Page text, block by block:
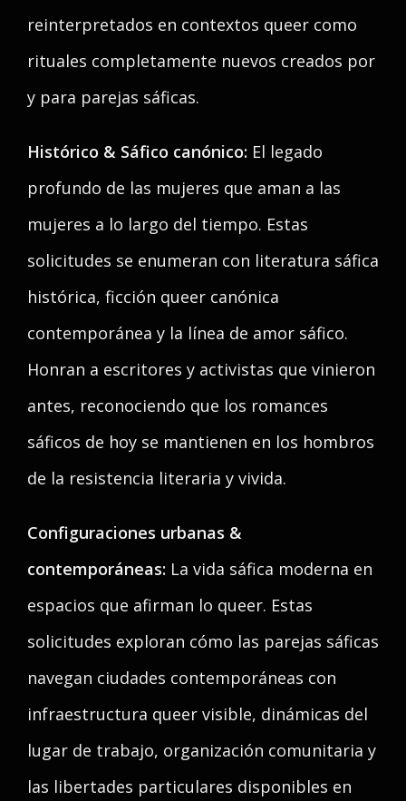
reinterpretados en contextos queer como
rituales completamente nuevos creados por
y para parejas sáficas.
Histórico & Sáfico canónico: El legado
profundo de las mujeres que aman a las
mujeres a lo largo del tiempo. Estas
solicitudes se enumeran con literatura sáfica
histórica, ficción queer canónica
contemporánea y la línea de amor sáfico.
Honran a escritores y activistas que vinieron
antes, reconociendo que los romances
sáficos de hoy se mantienen en los hombros
de la resistencia literaria y vivida.
Configuraciones urbanas &
contemporáneas: La vida sáfica moderna en
espacios que afirman lo queer. Estas
solicitudes exploran cómo las parejas sáficas
navegan ciudades contemporáneas con
infraestructura queer visible, dinámicas del
lugar de trabajo, organización comunitaria y
las libertades particulares disponibles en